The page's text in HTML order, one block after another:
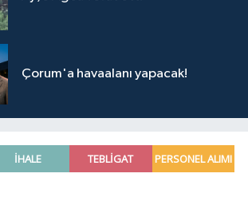
Çorum'a havaalanı yapacak!